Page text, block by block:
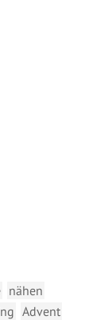
nähen
Advent